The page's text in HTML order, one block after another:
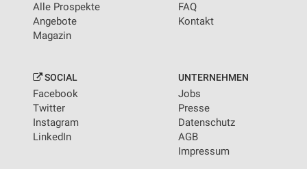
Alle Prospekte
Angebote
Magazin
FAQ
Kontakt
SOCIAL
Facebook
Twitter
Instagram
LinkedIn
UNTERNEHMEN
Jobs
Presse
Datenschutz
AGB
Impressum